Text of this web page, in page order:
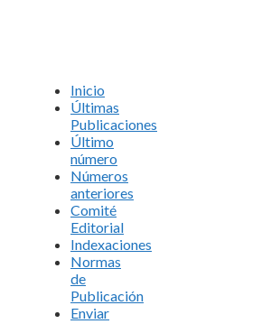
Inicio
Últimas
Publicaciones
Último
número
Números
anteriores
Comité
Editorial
Indexaciones
Normas
de
Publicación
Enviar